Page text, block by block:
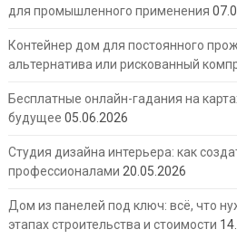
для промышленного применения
Контейнер дом для постоянного
альтернатива или рискованный
Бесплатные онлайн-гадания на
будущее 05.06.2026
Студия дизайна интерьера: как
профессионалами 20.05.2026
Дом из панелей под ключ: всё, что
этапах строительства и стоимости